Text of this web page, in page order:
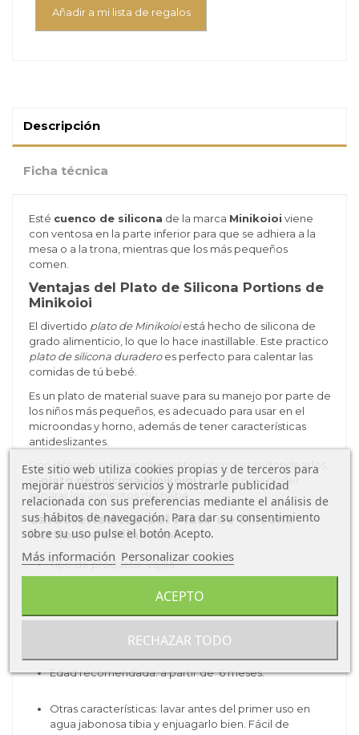
Añadir a mi lista de regalos
Descripción
Ficha técnica
Esté cuenco de silicona de la marca Minikoioi viene
con ventosa en la parte inferior para que se adhiera a la
mesa o a la trona, mientras que los más pequeños
comen.
Ventajas del Plato de Silicona Portions de
Minikoioi
El divertido plato de Minikoioiestá hecho de silicona de
grado alimenticio, lo que lo hace inastillable. Este practico
plato de silicona duraderoes perfecto para calentar las
comidas de tú bebé.
Es un plato de material suave para su manejo por parte de
los niños más pequeños, es adecuado para usar en el
microondas y horno, además de tener características
antideslizantes.
Con diferentes compartimientos interiores redondeados,
elplato de Silicona Minikoioies ideal para poder
separar los alimentos del bebé.
Características del Platode Silicona
Portions de Minikoioi:
Tipo de producto: Vajilla.
ilicona de grado alimenticio 100%.
19 x 19 x 3,5 cm
Edad recomendada: a partir de 6 meses.
Otras características: lavar antes del primer uso en
agua jabonosa tibia y enjuagarlo bien. Fácil de
Este sitio web utiliza cookies propias y de terceros para
mejorar nuestros servicios y mostrarle publicidad
relacionada con sus preferencias mediante el análisis de
sus hábitos de navegación. Para dar su consentimiento
sobre su uso pulse el botón Acepto.
Más información Personalizar cookies
RECHAZAR TODO
ACEPTO